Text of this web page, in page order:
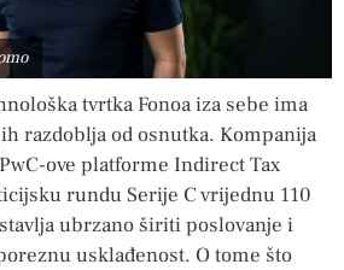
tvrtka Fonoa iza sebe ima
razdoblja od osnutka. Kompanija
ove platforme Indirect Tax
rundu Serije C vrijednu 110
ubrzano širiti poslovanje i
usklađenost. O tome što